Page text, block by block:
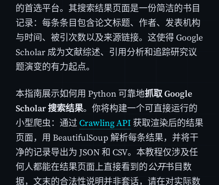
的首选平台。其搜索结果页面是一份简洁的书目
记录：每条条目包含论文标题、作者、发表机构
与时间、被引次数以及来源链接。这使得 Google
Scholar 成为文献综述、引用分析和追踪研究议
题演变的有力起点。
本指南展示如何用 Python 可靠地抓取 Google
Scholar 搜索结果。你将构建一个可直接运行的
小型爬虫：通过Crawling API 获取渲染后的结果
页面，用 BeautifulSoup 解析每条结果，并将干
净的记录导出为 JSON 和 CSV。本教程仅涉及任
何人都能在结果页面上直接看到的公开书目数
据，文末的合法性说明并非套话，请在对实际数